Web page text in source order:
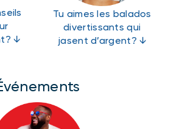
↓
Tu aimes les balados
divertissants qui
jasent d’argent? ↓